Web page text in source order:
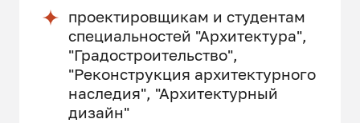
проектировщикам и студентам
специальностей "Архитектура",
"Градостроительство",
"Реконструкция архитектурного
наследия", "Архитектурный
дизайн"